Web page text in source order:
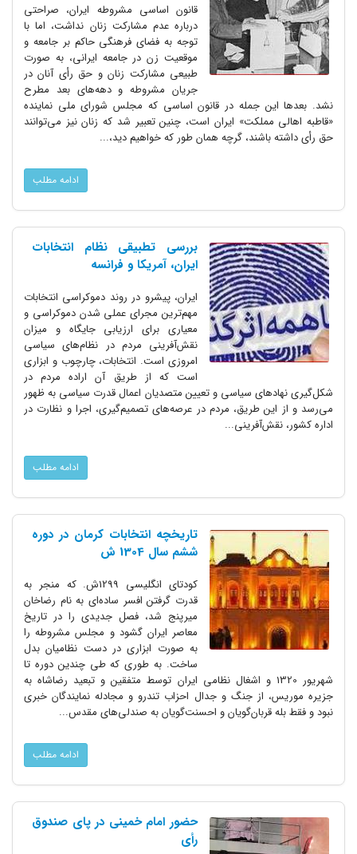
قانون اساسی مشروطه ایران، صراحتی
درباره عدم مشارکت زنان نداشت، اما با
توجه به فضای فرهنگی حاکم بر جامعه و
موقعیت زن در جامعه ایرانی، به صورت
طبیعی مشارکت زنان و حق رأی آنان در
جریان مشروطه و دهه‌های بعد مطرح
نشد. بعدها این جمله در قانون اساسی که مجلس شورای ملی نماینده
«قاطبه اهالی مملکت» ایران است، چنین تعبیر شد که زنان نیز می‌توانند
حق رأی داشته باشند، گرچه همان طور که خواهیم دید،...
ادامه مطلب
بررسی تطبیقی نظام انتخابات
ایران، آمریکا و فرانسه
ایران، پیشرو در روند دموکراسی انتخابات
مهم‌ترین مجرای عملی شدن دموکراسی و
معیاری برای ارزیابی جایگاه و میزان
نقش‌آفرینی مردم در نظام‌های سیاسی
امروزی است. انتخابات، چارچوب و ابزاری
است که از طریق آن اراده مردم در
شکل‌گیری نهادهای سیاسی و تعیین متصدیان اعمال قدرت سیاسی به ظهور
می‌رسد و از این طریق، مردم در عرصه‌های تصمیم‌گیری، اجرا و نظارت در
اداره کشور، نقش‌آفرینی...
ادامه مطلب
تاریخچه انتخابات کرمان در دوره
ششم سال 1304 ش
کودتای انگلیسی 1299ش. که منجر به
قدرت گرفتن افسر ساده‌ای به نام رضاخان
میرپنج شد، فصل جدیدی را در تاریخ
معاصر ایران گشود و مجلس مشروطه را
به صورت ابزاری در دست نظامیان بدل
ساخت. به طوری که طی‌ چندین دوره تا
شهریور 1320 و اشغال نظامی ایران توسط متفقین و تبعید رضاشاه به
جزیره موریس، از جنگ و جدال احزاب تندرو و مجادله نمایندگان خبری
نبود و فقط بله قربان‌گویان و احسنت‌گویان به صندلی‌های مقدس...
ادامه مطلب
حضور امام خمینی در پای صندوق
رأی